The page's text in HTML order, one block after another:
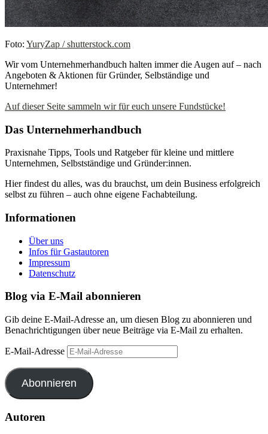
Foto: YuryZap / shutterstock.com
Wir vom Unternehmerhandbuch halten immer die Augen auf – nach
Angeboten & Aktionen für Gründer, Selbständige und
Unternehmer!
Auf dieser Seite sammeln wir für euch unsere Fundstücke!
Das Unternehmerhandbuch
Praxisnahe Tipps, Tools und Ratgeber für kleine und mittlere
Unternehmen, Selbstständige und Gründer:innen.
Hier findest du alles, was du brauchst, um dein Business erfolgreich
selbst zu führen – auch ohne eigene Fachabteilung.
Informationen
Über uns
Infos für Gastautoren
Impressum
Datenschutz
Blog via E-Mail abonnieren
Gib deine E-Mail-Adresse an, um diesen Blog zu abonnieren und
Benachrichtigungen über neue Beiträge via E-Mail zu erhalten.
E-Mail-Adresse
Abonnieren
Autoren